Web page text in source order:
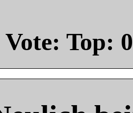
Vote: Top: 0